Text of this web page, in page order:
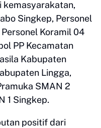
kemasyarakatan,
Singkep, Personel
Koramil 04
PP Kecamatan
Kabupaten
Lingga,
SMAN 2
1 Singkep.
positif dari